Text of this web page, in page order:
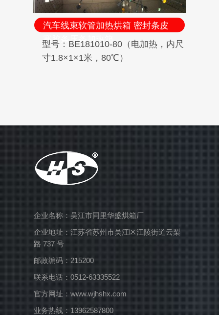
汽车线束软管加热烘箱 密封条皮
塞胶条压条加热箱
型号：BE181010-80（电加热，内尺
寸1.8×1×1米，80℃）
企业名称：吴江市同里华盛烘箱厂
企业地址：江苏省苏州市吴江区江陵街道云梨
路 737 号
邮政编码：215200
联系电话：0512-63335522
官方网址：www.wjhshx.com
业务热线：13962587800